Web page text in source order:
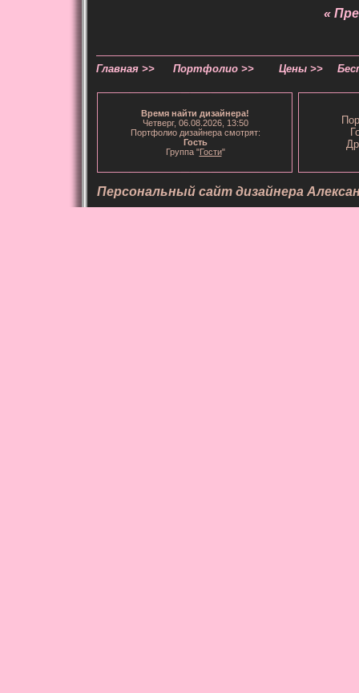
«
Главная >> Портфолио >> Цены >>
Время найти дизайнера!
Четверг, 06.08.2026, 13:50
Портфолио дизайнера смотрят:
Гость
Группа "Гости"
Персональный сайт дизайнера